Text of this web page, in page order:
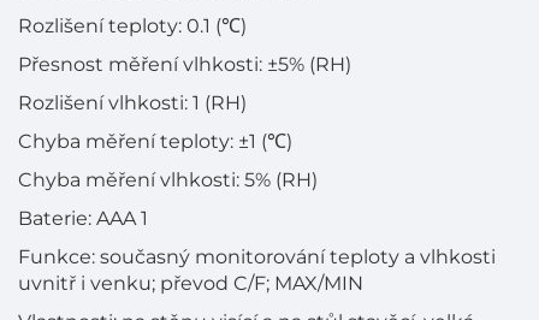
Rozlišení teploty: 0.1 (℃)
Přesnost měření vlhkosti: ±5% (RH)
Rozlišení vlhkosti: 1 (RH)
Chyba měření teploty: ±1 (℃)
Chyba měření vlhkosti: 5% (RH)
Baterie: AAA 1
Funkce: současný monitorování teploty a vlhkosti
uvnitř i venku; převod C/F; MAX/MIN